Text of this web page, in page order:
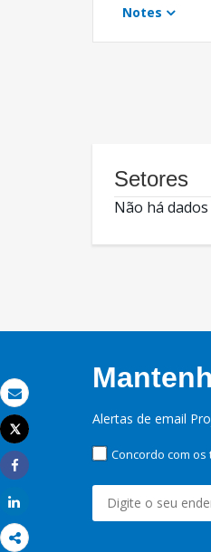
Email
Imprimir
Tweet
Share
Notes
Setores
Não há
Alertas de email
Concordo com